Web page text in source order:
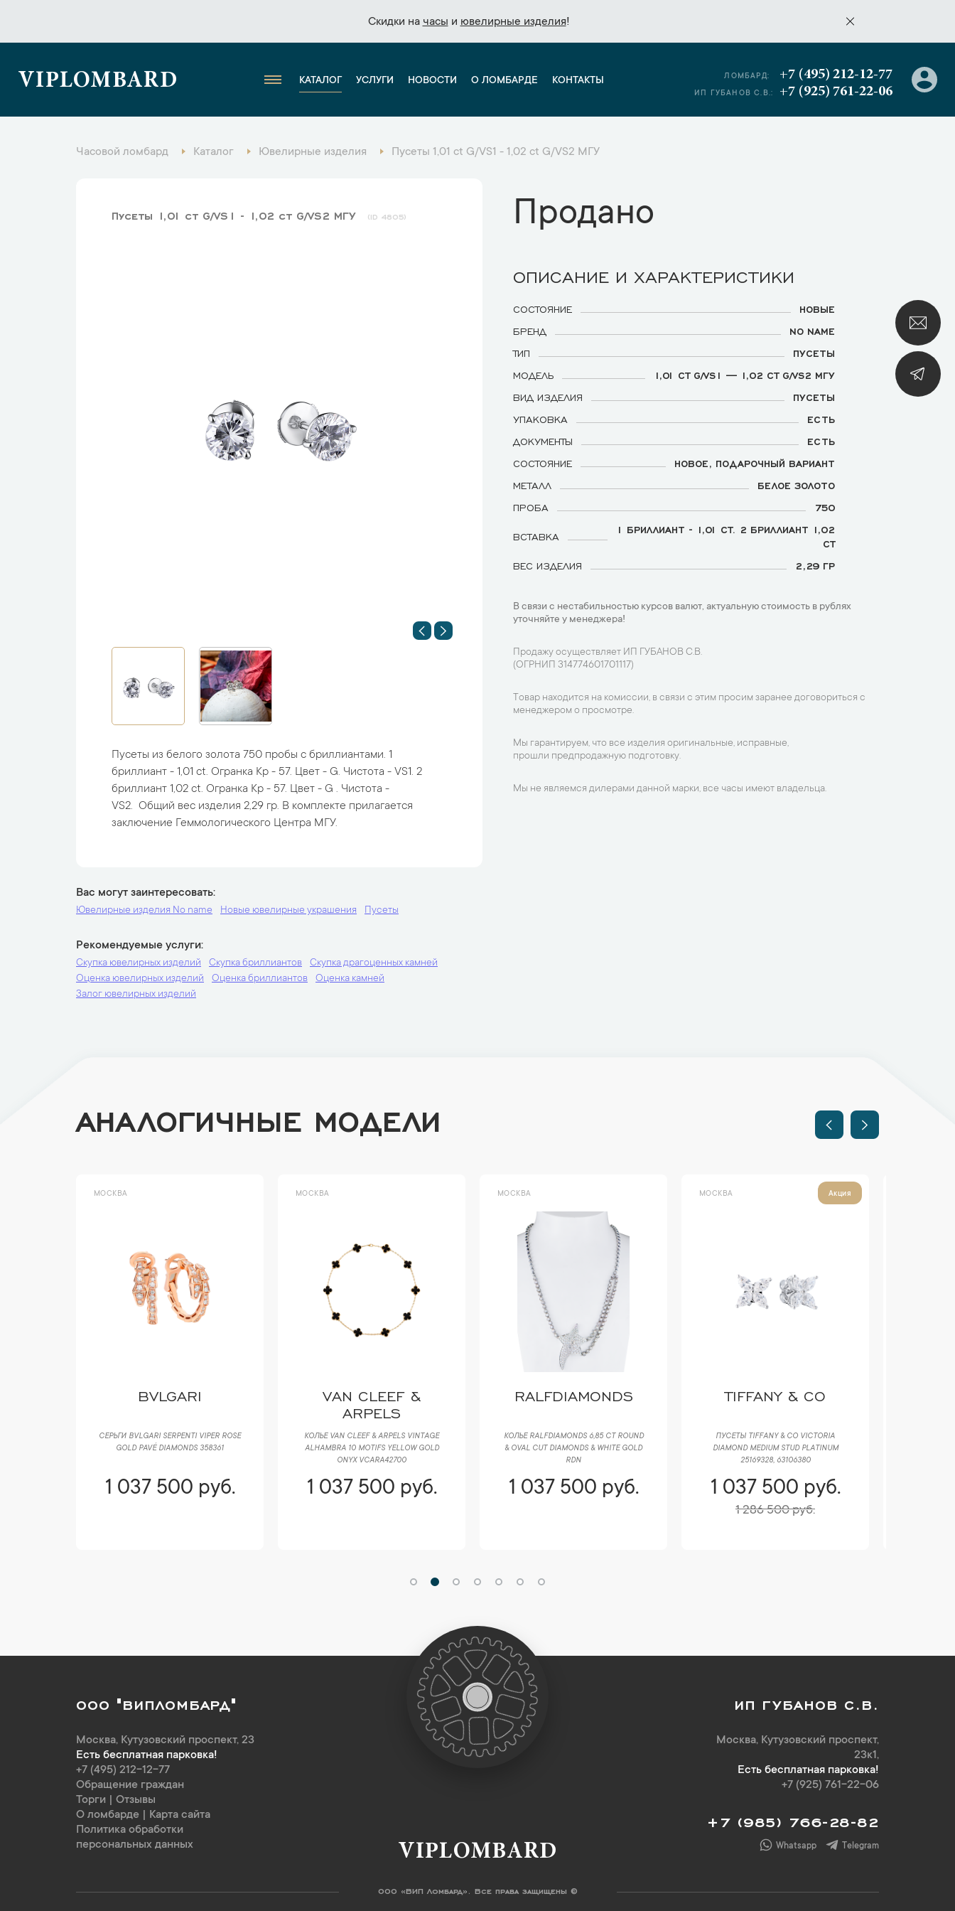
Скидки на часы и ювелирные изделия!
Скидки на часы и ювелирные изделия!
VIPLOMBARD КАТАЛОГ УСЛУГИ НОВОСТИ О ЛОМБАРДЕ КОНТАКТЫ ЛОМБАРД: +7 (495) 212-12-77
ИП ГУБАНОВ С.В.: +7 (925) 761-22-06
Часовой ломбард Каталог Ювелирные изделия Пусеты 1,01 ct G/VS1 - 1,02 ct G/VS2 МГУ
Пусеты 1,01 ct G/VS1 - 1,02 ct G/VS2 МГУ 4805
Пусеты из белого золота 750 пробы с бриллиантами. 1
бриллиант - 1,01 ct. Огранка Кр - 57. Цвет - G. Чистота - VS1. 2
бриллиант 1,02 ct. Огранка Кр - 57. Цвет - G . Чистота -
VS2. Общий вес изделия 2,29 гр. В комплекте прилагается
заключение Геммологического Центра МГУ.
Вас могут заинтересовать
Ювелирные изделия No name Новые ювелирные украшения Пусеты
Рекомендуемые услуги
Скупка ювелирных изделий Скупка бриллиантов
Скупка драгоценных камней
Оценка ювелирных изделий
Оценка бриллиантов
Оценка камней
Залог ювелирных изделий
Продано
ОПИСАНИЕ И ХАРАКТЕРИСТИКИ
СОСТОЯНИЕ
НОВЫЕ
БРЕНД
NO NAME
ТИП
ПУСЕТЫ
МОДЕЛЬ
1,01 CT G/VS1 — 1,02 CT G/VS2 МГУ
ВИД ИЗДЕЛИЯ
ПУСЕТЫ
УПАКОВКА
ЕСТЬ
ДОКУМЕНТЫ
ЕСТЬ
СОСТОЯНИЕ
НОВОЕ, ПОДАРОЧНЫЙ ВАРИАНТ
МЕТАЛЛ
БЕЛОЕ ЗОЛОТО
ПРОБА
750
ВСТАВКА
1 БРИЛЛИАНТ - 1,01 CT. 2 БРИЛЛИАНТ 1,02
CT
ВЕС ИЗДЕЛИЯ
2,29 ГР
В связи с нестабильностью курсов валют, актуальную стоимость в рублях
уточняйте у менеджера!
Продажу осуществляет ИП ГУБАНОВ С.В.
(ОГРНИП 314774601701117)
Товар находится на комиссии, в связи с этим просим заранее договориться с
менеджером о просмотре.
Мы гарантируем, что все изделия оригинальные, исправные,
прошли предпродажную подготовку.
Мы не являемся дилерами данной марки, все часы имеют владельца.
АНАЛОГИЧНЫЕ МОДЕЛИ
МОСКВА
BVLGARI
СЕРЬГИ BVLGARI SERPENTI VIPER ROSE
GOLD PAVÉ DIAMONDS 358361
1 037 500 руб.
МОСКВА
VAN CLEEF &
ARPELS
КОЛЬЕ VAN CLEEF & ARPELS VINTAGE
ALHAMBRA 10 MOTIFS YELLOW GOLD
ONYX VCARA42700
1 037 500 руб.
МОСКВА
RALFDIAMONDS
КОЛЬЕ RALFDIAMONDS 6,85 CT ROUND
& OVAL CUT DIAMONDS & WHITE GOLD
RDN
1 037 500 руб.
МОСКВА Акция
TIFFANY & CO
ПУСЕТЫ TIFFANY & CO VICTORIA
DIAMOND MEDIUM STUD PLATINUM
25169328, 63106380
1 037 500 руб.
1 286 500 руб.
ООО "ВИПЛОМБАРД"
Москва, Кутузовский проспект, 23
Есть бесплатная парковка!
+7 (495) 212-12-77
Обращение граждан
Торги
Отзывы
О ломбарде
Карта сайта
Политика обработки
персональных данных
ИП ГУБАНОВ С.В.
Москва, Кутузовский проспект,
23к1,
Есть бесплатная парковка!
+7 (925) 761-22-06
+7 (985) 766-28-82
Whatsapp Telegram
VIPLOMBARD
ООО «ВИП Ломбард». Все права защищены ©